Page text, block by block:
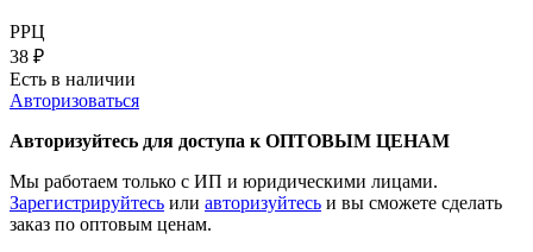
РРЦ
38 ₽
Есть в наличии
Авторизоваться
Авторизуйтесь для доступа к ОПТОВЫМ ЦЕНАМ
Мы работаем только с ИП и юридическими лицами.
Зарегистрируйтесь или авторизуйтесь и вы сможете сделать
заказ по оптовым ценам.